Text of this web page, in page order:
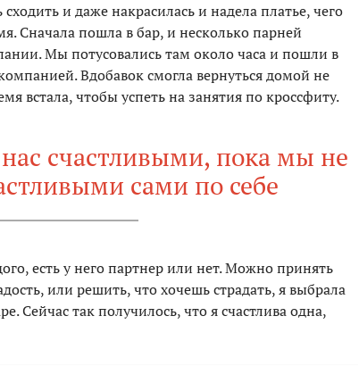
и даже накрасилась и надела платье, чего
Сначала пошла в бар, и несколько парней
Мы потусовались там около часа и пошли в
Вдобавок смогла вернуться домой не
встала, чтобы успеть на занятия по кроссфиту.
счастливыми, пока мы не
сами по себе
есть у него партнер или нет. Можно принять
или решить, что хочешь страдать, я выбрала
Сейчас так получилось, что я счастлива одна,